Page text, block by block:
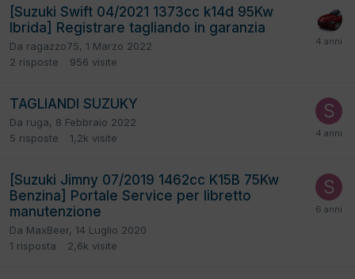
[Suzuki Swift 04/2021 1373cc k14d 95Kw
Ibrida] Registrare tagliando in garanzia
Da ragazzo75, 1 Marzo 2022
2 risposte 956 visite
TAGLIANDI SUZUKY
Da ruga, 8 Febbraio 2022
5 risposte 1,2k visite
[Suzuki Jimny 07/2019 1462cc K15B 75Kw
Benzina] Portale Service per libretto
manutenzione
Da MaxBeer, 14 Luglio 2020
1 risposta 2,6k visite